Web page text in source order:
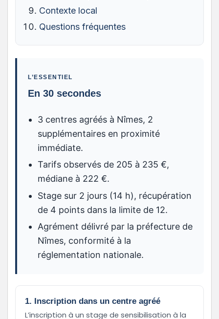
Contexte local
Questions fréquentes
L’ESSENTIEL
En 30 secondes
3 centres agréés à Nîmes, 2
supplémentaires en proximité
immédiate.
Tarifs observés de 205 à 235 €,
médiane à 222 €.
Stage sur 2 jours (14 h), récupération
de 4 points dans la limite de 12.
Agrément délivré par la préfecture de
Nîmes, conformité à la
réglementation nationale.
1. Inscription dans un centre agréé
L’inscription à un stage de sensibilisation à la